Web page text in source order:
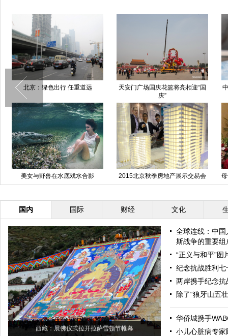
天安门广场国庆花篮将亮相迎“国
中国日报一周图片精选：9月12
2015北京秋季房地产展示交易会
开幕
母子微笑与亡夫合影，以远离毒
国内 国际 财经 文化
西藏：展佛仪式拉开拉萨雪顿节帷幕
全球连线：中
斯战争的重要组
“正义与和平”图
纪念抗战胜利
两岸携手纪念
除了“狼牙山五
华侨城携手
小儿心脏病专家